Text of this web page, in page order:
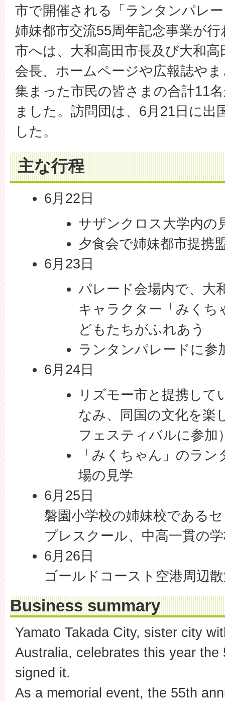
市で開催される「ランタンパレ
姉妹都市交流55周年記念事業が
市へは、大和高田市長及び大和
会長、ホームページや広報誌や
集まった市民の皆さまの合計11
ました。訪問団は、6月21日に出
した。
主な行程
6月22日
サザンクロス大学内の
夕食会で姉妹都市提携
6月23日
パレード会場内で、大
キャラクター「みくち
どもたちがふれあう
ランタンパレードに参
6月24日
リズモー市と提携し
なみ、同国の文化を楽
フェスティバルに参加
「みくちゃん」のラ
場の見学
6月25日
磐園小学校の姉妹校である
プレスクール、中高一貫の
6月26日
ゴールドコースト空港周辺
Business summary
Yamato Takada City, sister city
Australia, celebrates this year
signed it.
As a memorial event, the 55th